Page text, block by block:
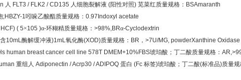
人 FLT3 / FLK2 / CD135 人细胞裂解液 (阳性对照) 苋菜红质量规格： BSAmaranth
;HBZY-1吲哚乙酸酯质量规格： 0.97Indoxyl acetate
( 5×105 )α-环糊精质量规格： >98%,BRα-Cyclodextrin
含10mL酶解缓冲液)1mL氧化酶(XOD)质量规格： BR ， >7U/MG, powderXanthine
human breast cancer cell line 578T DMEM+10%FBS琥珀酸；丁二酸质量规格：
重组人 Adiponectin / Acrp30 / ADIPOQ 蛋白 (Fc 标签)琥珀酸；丁二酸(标准品)质量规